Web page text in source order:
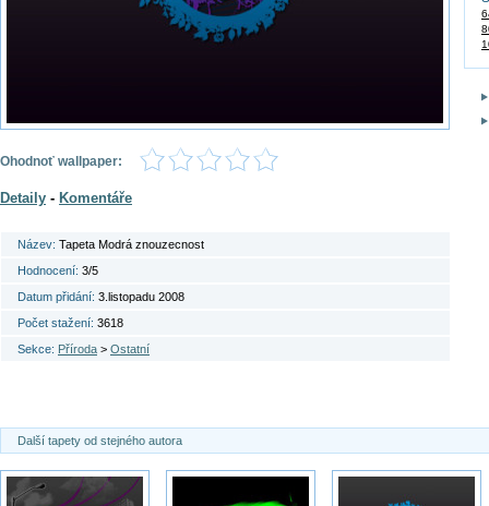
Ohodnoť wallpaper:
Detaily - Komentáře
Název: Tapeta Modrá znouzecnost
Hodnocení: 3/5
Datum přidání: 3.listopadu 2008
Počet stažení: 3618
Sekce: Příroda > Ostatní
Další tapety od stejného autora